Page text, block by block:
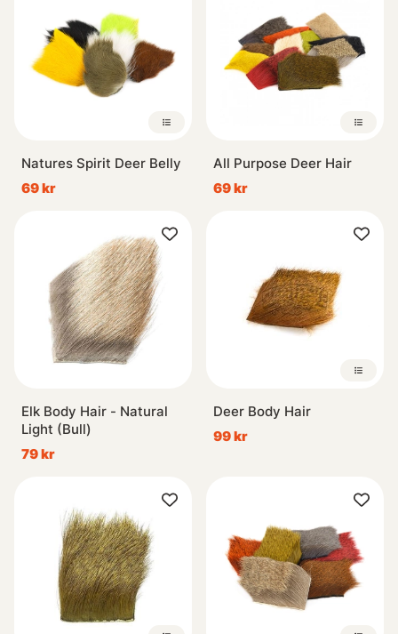
av hjorthår ge dig de nödvändiga verktygen för
framgångsrika fiskeupplevelser. Utforska nu våra
produkter i Hjortkategori!
Natures Spirit Deer Belly
69 kr
All Purpose Deer Hair
69 kr
Elk Body Hair - Natural
Light (Bull)
79 kr
Deer Body Hair
99 kr